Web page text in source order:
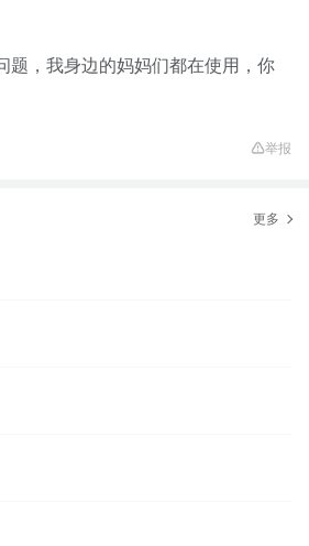
题，我身边的妈妈们都在使用，你
举报
更多